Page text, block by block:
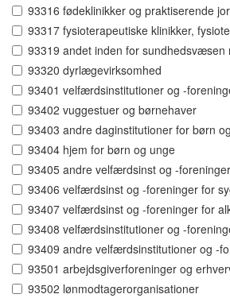
93316 fødeklinikker og praktiserende
93317 fysioterapeutiske klinikker,
93319 andet inden for sundhedsvæsen
93320 dyrlægevirksomhed
93401 velfærdsinstitutioner og -
93402 vuggestuer og børnehaver
93403 andre daginstitutioner for børn
93404 hjem for børn og unge
93405 andre velfærdsinst og -
93406 velfærdsinst og -foreninger for
93407 velfærdsinst og -foreninger for
93408 velfærdsinstitutioner og -
93409 andre velfærdsinstitutioner og -
93501 arbejdsgiverforeninger og
93502 lønmodtagerorganisationer